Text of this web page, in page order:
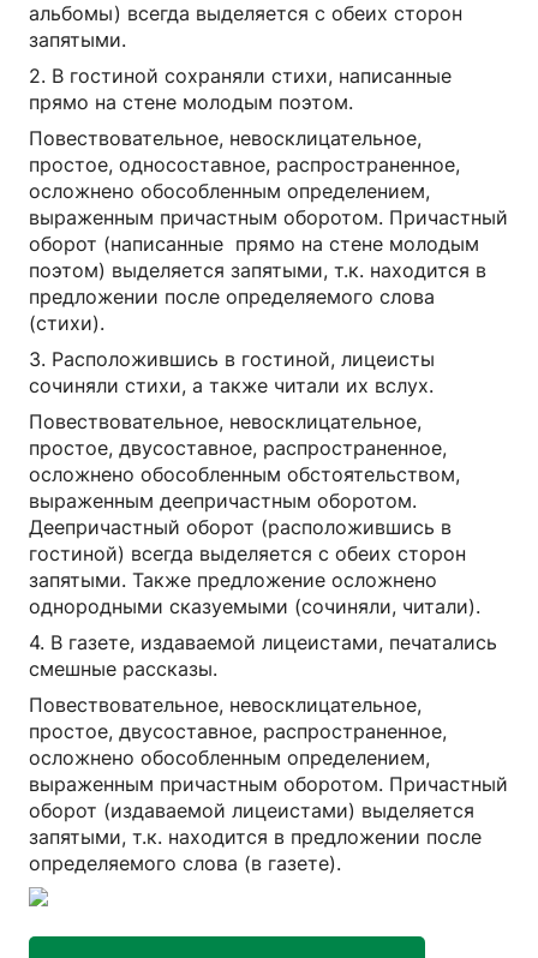
альбомы) всегда выделяется с обеих сторон
запятыми.
2. В гостиной сохраняли стихи, написанные
прямо на стене молодым поэтом.
Повествовательное, невосклицательное,
простое, односоставное, распространенное,
осложнено обособленным определением,
выраженным причастным оборотом. Причастный
оборот (написанные прямо на стене молодым
поэтом) выделяется запятыми, т.к. находится в
предложении после определяемого слова
(стихи).
3. Расположившись в гостиной, лицеисты
сочиняли стихи, а также читали их вслух.
Повествовательное, невосклицательное,
простое, двусоставное, распространенное,
осложнено обособленным обстоятельством,
выраженным деепричастным оборотом.
Деепричастный оборот (расположившись в
гостиной) всегда выделяется с обеих сторон
запятыми. Также предложение осложнено
однородными сказуемыми (сочиняли, читали).
4. В газете, издаваемой лицеистами, печатались
смешные рассказы.
Повествовательное, невосклицательное,
простое, двусоставное, распространенное,
осложнено обособленным определением,
выраженным причастным оборотом. Причастный
оборот (издаваемой лицеистами) выделяется
запятыми, т.к. находится в предложении после
определяемого слова (в газете).